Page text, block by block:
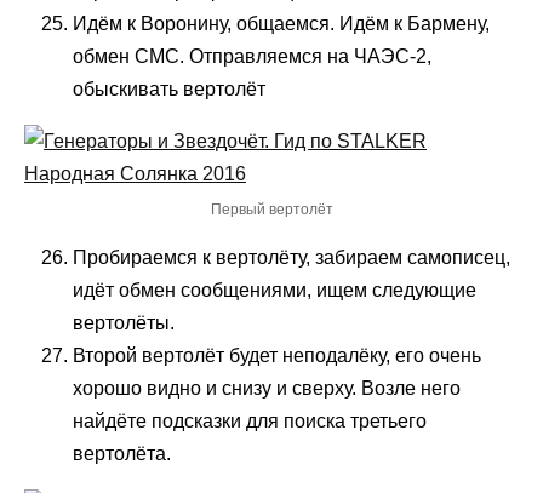
Идём к Воронину, общаемся. Идём к Бармену,
обмен СМС. Отправляемся на ЧАЭС-2,
обыскивать вертолёт
Первый вертолёт
Пробираемся к вертолёту, забираем самописец,
идёт обмен сообщениями, ищем следующие
вертолёты.
Второй вертолёт будет неподалёку, его очень
хорошо видно и снизу и сверху. Возле него
найдёте подсказки для поиска третьего
вертолёта.